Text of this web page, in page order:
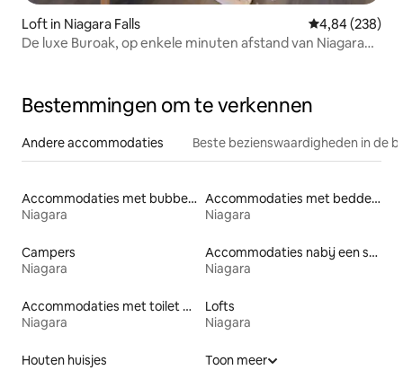
Loft in Niagara Falls Gemiddelde
4,84 (238)
De luxe Buroak, op enkele minuten afstand van Niagara
Bestemmingen om te verkennen
Andere accommodaties Beste bezienswaardigheden in de
Accommodaties met bubbelbad
Niagara
Accommodaties met bedden op toegankelijke hoogte
Niagara
Campers
Niagara
Accommodaties nabij een strand
Niagara
Accommodaties met toilet op toegankelijke hoogte
Niagara
Lofts
Niagara
Houten huisjes
Toon meer